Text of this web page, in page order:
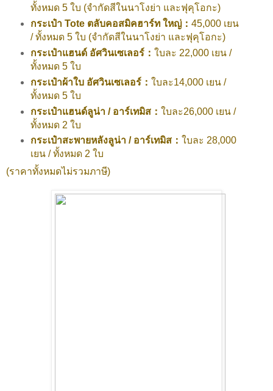
ทั้งหมด 5 ใบ (จำกัดสีในนาโงย่า และฟุคุโอกะ)
กระเป๋า Tote ตลับคอสมิคฮาร์ท ใหญ่： 45,000 เยน
/ ทั้งหมด 5 ใบ (จำกัดสีในนาโงย่า และฟุคุโอกะ)
กระเป๋าแฮนด์ อัศวินเซเลอร์： ใบละ 22,000 เยน /
ทั้งหมด 5 ใบ
กระเป๋าผ้าใบ อัศวินเซเลอร์： ใบละ14,000 เยน /
ทั้งหมด 5 ใบ
กระเป๋าแฮนด์ลูน่า / อาร์เทมิส： ใบละ26,000 เยน /
ทั้งหมด 2 ใบ
กระเป๋าสะพายหลังลูน่า / อาร์เทมิส： ใบละ 28,000
เยน / ทั้งหมด 2 ใบ
(ราคาทั้งหมดไม่รวมภาษี)